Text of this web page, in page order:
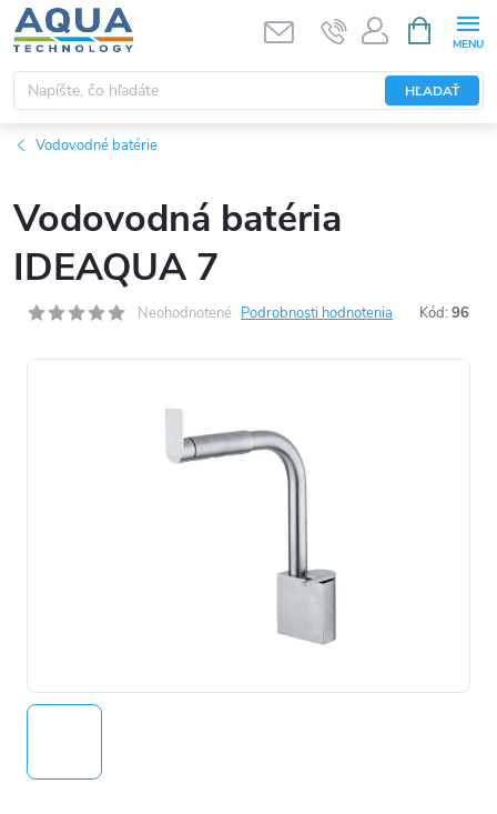
Prejsť
na
obsah
HĽADAŤ
KOŠÍK
Vodovodné batérie
Vodovodná batéria
IDEAQUA 7
Neohodnotené Podrobnosti hodnotenia Kód: 96